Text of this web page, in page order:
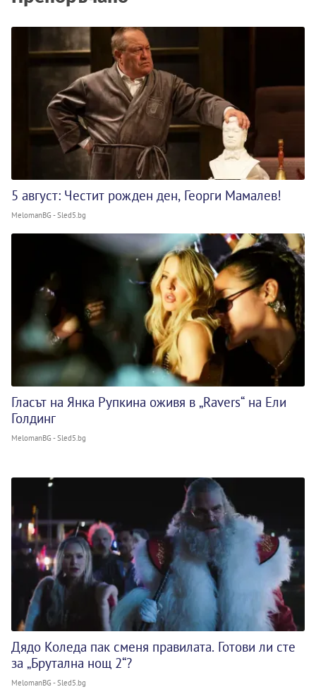
5 август: Честит рожден ден, Георги Мамалев!
MelomanBG - Sled5.bg
Гласът на Янка Рупкина оживя в „Ravers“ на Ели
Голдинг
MelomanBG - Sled5.bg
Дядо Коледа пак сменя правилата. Готови ли сте
за „Брутална нощ 2“?
MelomanBG - Sled5.bg